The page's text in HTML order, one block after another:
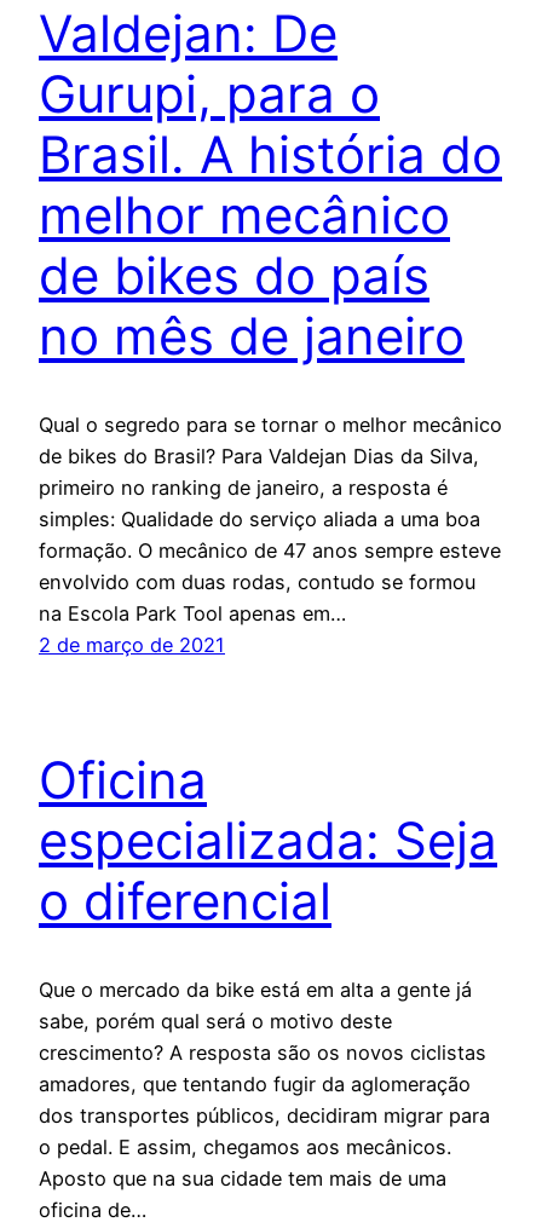
Valdejan: De
Gurupi, para o
Brasil. A história do
melhor mecânico
de bikes do país
no mês de janeiro
Qual o segredo para se tornar o melhor mecânico
de bikes do Brasil? Para Valdejan Dias da Silva,
primeiro no ranking de janeiro, a resposta é
simples: Qualidade do serviço aliada a uma boa
formação. O mecânico de 47 anos sempre esteve
envolvido com duas rodas, contudo se formou
na Escola Park Tool apenas em…
2 de março de 2021
Oficina
especializada: Seja
o diferencial
Que o mercado da bike está em alta a gente já
sabe, porém qual será o motivo deste
crescimento? A resposta são os novos ciclistas
amadores, que tentando fugir da aglomeração
dos transportes públicos, decidiram migrar para
o pedal. E assim, chegamos aos mecânicos.
Aposto que na sua cidade tem mais de uma
oficina de…